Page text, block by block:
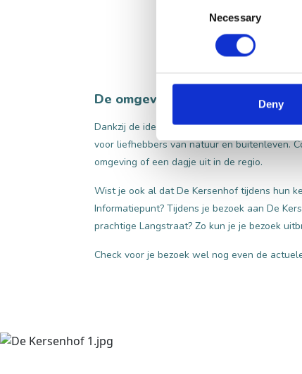
Necessary
Deny
De omgeving ontdekken vanuit
Dankzij de ideale ligging de natuurrijke
voor liefhebbers van natuur en buitenleven.
omgeving of een dagje uit in de regio.
Wist je ook al dat De Kersenhof tijdens hun
Informatiepunt? Tijdens je bezoek aan De
prachtige Langstraat? Zo kun je je bezoek
Check voor je bezoek wel nog even de